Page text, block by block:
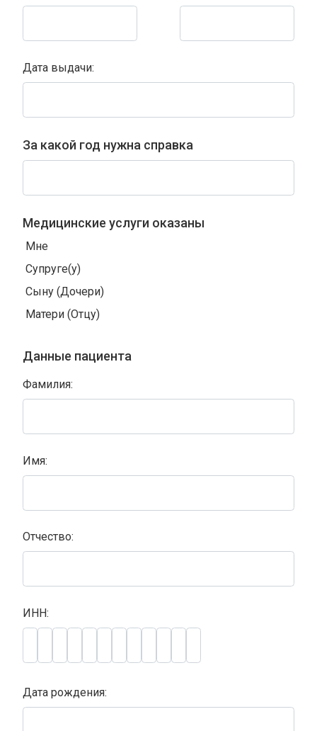
Дата выдачи:
За какой год нужна справка
Медицинские услуги оказаны
Мне
Супруге(у)
Сыну (Дочери)
Матери (Отцу)
Данные пациента
Фамилия:
Имя:
Отчество:
ИНН:
Дата рождения: